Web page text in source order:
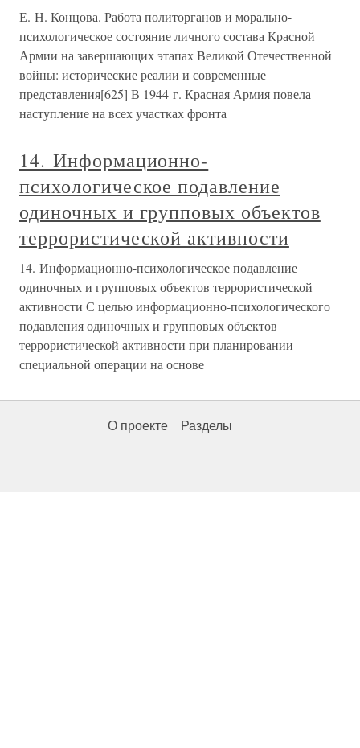
Е. Н. Концова. Работа политорганов и морально-
психологическое состояние личного состава Красной
Армии на завершающих этапах Великой Отечественной
войны: исторические реалии и современные
представления[625] В 1944 г. Красная Армия повела
наступление на всех участках фронта
14. Информационно-
психологическое подавление
одиночных и групповых объектов
террористической активности
14. Информационно-психологическое подавление
одиночных и групповых объектов террористической
активности С целью информационно-психологического
подавления одиночных и групповых объектов
террористической активности при планировании
специальной операции на основе
О проекте Разделы